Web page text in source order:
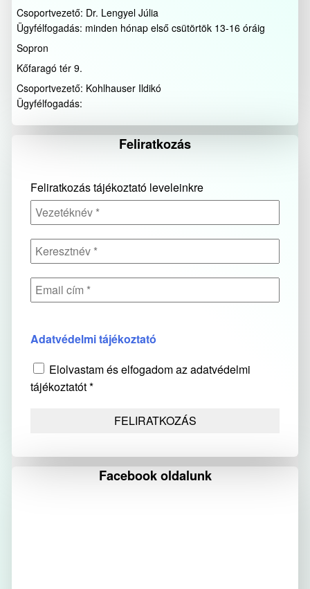
Csoportvezető: Dr. Lengyel Júlia
Ügyfélfogadás: minden hónap első csütörtök 13-16 óráig
Sopron
Kőfaragó tér 9.
Csoportvezető: Kohlhauser Ildikó
Ügyfélfogadás:
Feliratkozás
Feliratkozás tájékoztató leveleinkre
Adatvédelmi tájékoztató
Elolvastam és elfogadom az adatvédelmi
tájékoztatót *
Facebook oldalunk